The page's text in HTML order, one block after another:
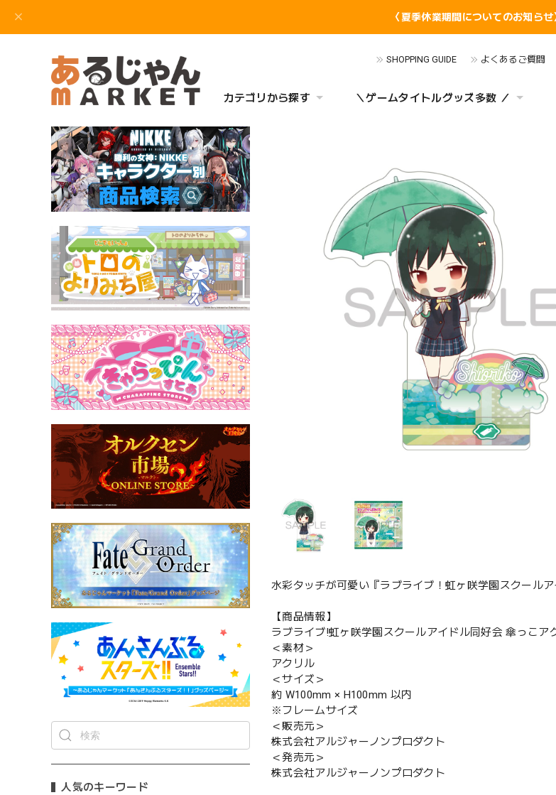
〈夏季休業期間についてのお知らせ
SHOPPING GUIDE よくあるご質問
カテゴリから探す ＼ゲームタイトルグッズ多数 ／
人気のキーワード
水彩タッチが可愛い『ラブライブ！虹ヶ咲学園スクール
【商品情報】
ラブライブ!虹ヶ咲学園スクールアイドル同好会 傘っこア
＜素材＞
アクリル
＜サイズ＞
約 W100mm × H100mm 以内
※フレームサイズ
＜販売元＞
株式会社アルジャーノンプロダクト
＜発売元＞
株式会社アルジャーノンプロダクト